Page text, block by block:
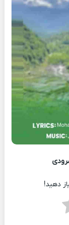
دهید!